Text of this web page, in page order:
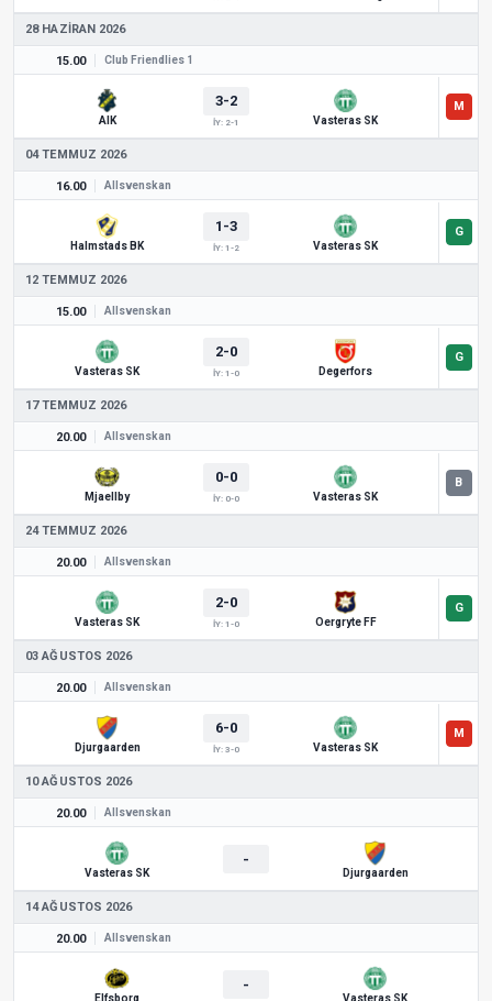
28 HAZIRAN 2026
15.00 Club Friendlies 1
AIK
3-2
İY: 2-1 Vasteras SK
04 TEMMUZ 2026
16.00 Allsvenskan
Halmstads BK
1-3
İY: 1-2 Vasteras SK
12 TEMMUZ 2026
15.00 Allsvenskan
Vasteras SK
2-0
İY: 1-0 Degerfors
17 TEMMUZ 2026
20.00 Allsvenskan
Mjaellby
0-0
İY: 0-0 Vasteras SK
24 TEMMUZ 2026
20.00 Allsvenskan
Vasteras SK
2-0
İY: 1-0 Oergryte FF
03 AĞUSTOS 2026
20.00 Allsvenskan
Djurgaarden
6-0
İY: 3-0 Vasteras SK
10 AĞUSTOS 2026
20.00 Allsvenskan
Vasteras SK
-
Djurgaarden
14 AĞUSTOS 2026
20.00 Allsvenskan
Elfsborg
-
Vasteras SK